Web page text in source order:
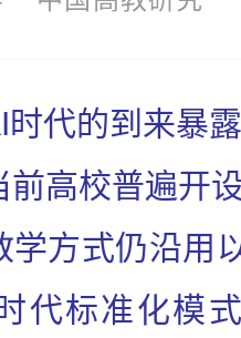
代的到来暴
前高校普遍开
方式仍沿用
代标准化模